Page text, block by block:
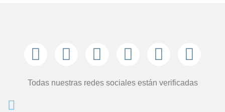
Todas nuestras redes sociales están verificadas